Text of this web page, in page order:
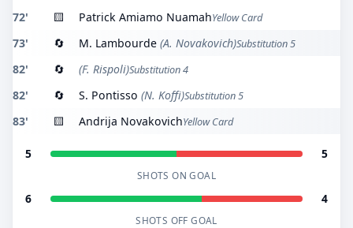
72' 🟨 Patrick Amiamo NuamahYellow Card
73' 🔄 M. Lambourde (A. Novakovich)Substitution 5
82' 🔄 (F. Rispoli)Substitution 4
82' 🔄 S. Pontisso (N. Koffi)Substitution 5
83' 🟨 Andrija NovakovichYellow Card
5 5
SHOTS ON GOAL
6 4
SHOTS OFF GOAL